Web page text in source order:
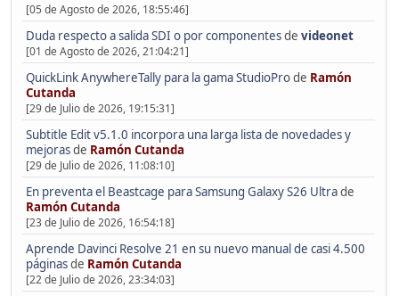
[05 de Agosto de 2026, 18:55:46]
Duda respecto a salida SDI o por componentesde videonet
[01 de Agosto de 2026, 21:04:21]
QuickLink AnywhereTally para la gama StudioProde Ramón
Cutanda
[29 de Julio de 2026, 19:15:31]
Subtitle Edit v5.1.0 incorpora una larga lista de novedades y
mejorasde Ramón Cutanda
[29 de Julio de 2026, 11:08:10]
En preventa el Beastcage para Samsung Galaxy S26 Ultrade
Ramón Cutanda
[23 de Julio de 2026, 16:54:18]
Aprende Davinci Resolve 21 en su nuevo manual de casi 4.500
páginasde Ramón Cutanda
[22 de Julio de 2026, 23:34:03]